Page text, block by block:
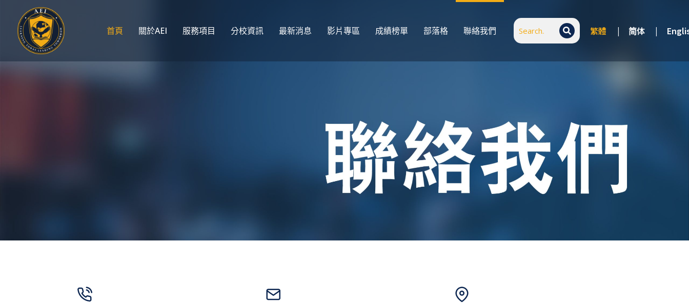
首頁 關於AEI 服務項目 分校資訊 最新消息 影片專區 成績榜單 部落格 聯絡我們 繁體 | 简体 |